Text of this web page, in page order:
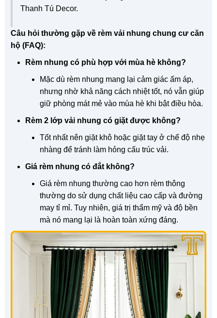
Thanh Tú Decor.
Câu hỏi thường gặp về rèm vải nhung chung cư căn
hộ (FAQ):
Rèm nhung có phù hợp với mùa hè không?
Mặc dù rèm nhung mang lại cảm giác ấm áp,
nhưng nhờ khả năng cách nhiệt tốt, nó vẫn giúp
giữ phòng mát mẻ vào mùa hè khi bật điều hòa.
Rèm 2 lớp vải nhung có giặt được không?
Tốt nhất nên giặt khô hoặc giặt tay ở chế độ nhẹ
nhàng để tránh làm hỏng cấu trúc vải.
Giá rèm nhung có đắt không?
Giá rèm nhung thường cao hơn rèm thông
thường do sử dụng chất liệu cao cấp và đường
may tỉ mỉ. Tuy nhiên, giá trị thẩm mỹ và độ bền
mà nó mang lại là hoàn toàn xứng đáng.